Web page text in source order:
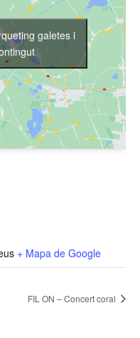
+ Mapa de Google
galetes i
FIL ON – Concert coral